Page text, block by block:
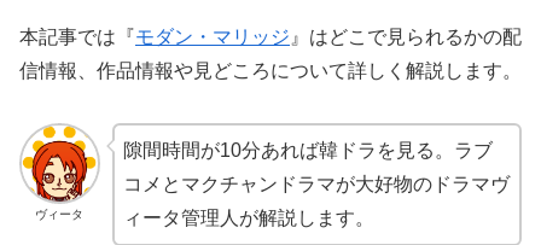
本記事では『モダン・マリッジ 』はどこで見られるかの配
信情報、作品情報や見どころについて詳しく解説します。
ヴィータ
隙間時間が10分あれば韓ドラを見る。ラブ
コメとマクチャンドラマが大好物のドラマヴ
ィータ管理人が解説します。